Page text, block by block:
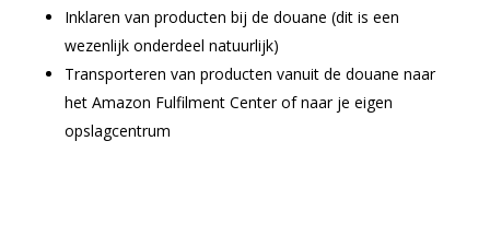
Inklaren van producten bij de douane (dit is een
wezenlijk onderdeel natuurlijk)
Transporteren van producten vanuit de douane naar
het Amazon Fulfilment Center of naar je eigen
opslagcentrum